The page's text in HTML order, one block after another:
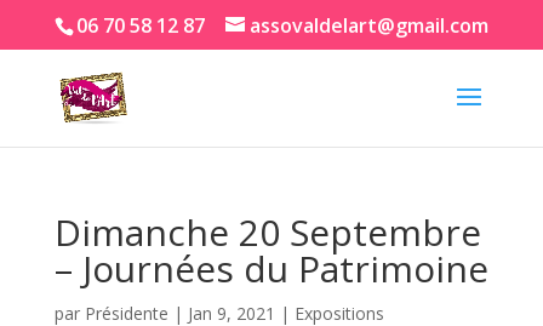
06 70 58 12 87 assovaldelart@gmail.com
Dimanche 20 Septembre
– Journées du Patrimoine
par Présidente | Jan 9, 2021 | Expositions